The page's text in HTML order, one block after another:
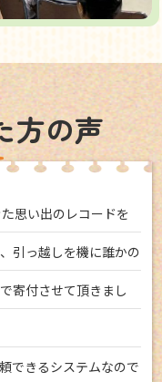
方の声
思い出のレコードを
引っ越しを機に誰かの
寄付させて頂きまし
できるシステムなので